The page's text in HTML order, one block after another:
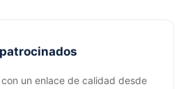
un enlace de calidad desde